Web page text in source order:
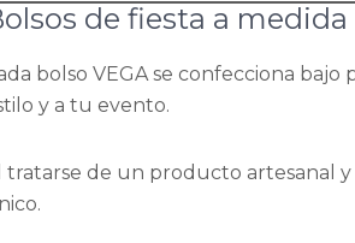
de fiesta a
bolso VEGA se confecciona
y a tu evento.
tratarse de un producto artesanal y